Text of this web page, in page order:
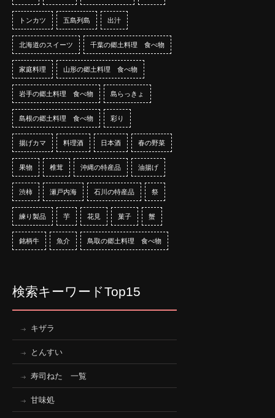
トンカツ 五島列島 出汁
北海道のスイーツ 千葉の郷土料理 食べ物
家庭料理 山形の郷土料理 食べ物
岩手の郷土料理 食べ物 島らっきょ
島根の郷土料理 食べ物 彩り
揚げカマ 料理酒 日本酒 春の野菜
果物 椎茸 沖縄の特産品 油揚げ
渋柿 瀬戸内海 石川の特産品 祭
練り製品 芋 花見 菓子 蟹
銘柄牛 魚介 鳥取の郷土料理 食べ物
検索キーワードTop15
キザラ
とんすい
寿司ねた 一覧
甘味処